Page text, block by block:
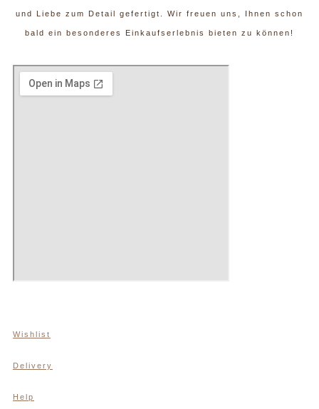
und Liebe zum Detail gefertigt. Wir freuen uns, Ihnen schon
bald ein besonderes Einkaufserlebnis bieten zu können!
Wishlist
Delivery
Help